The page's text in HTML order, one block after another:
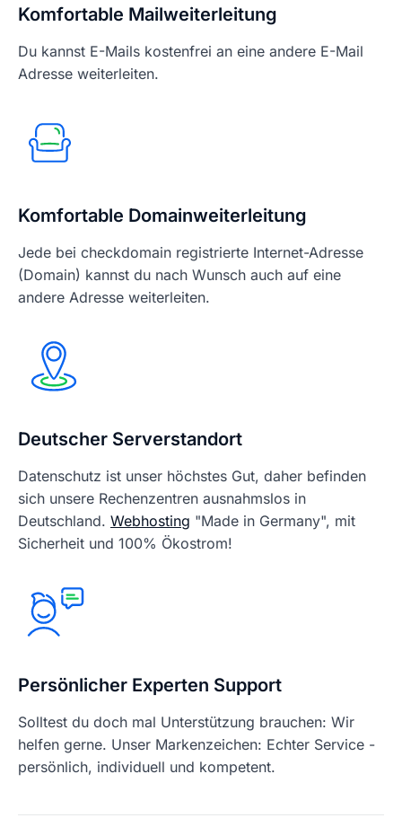
Komfortable Mailweiterleitung
Du kannst E-Mails kostenfrei an eine andere E-Mail
Adresse weiterleiten.
Komfortable Domainweiterleitung
Jede bei checkdomain registrierte Internet-Adresse
(Domain) kannst du nach Wunsch auch auf eine
andere Adresse weiterleiten.
Deutscher Serverstandort
Datenschutz ist unser höchstes Gut, daher befinden
sich unsere Rechenzentren ausnahmslos in
Deutschland. Webhosting "Made in Germany", mit
Sicherheit und 100% Ökostrom!
Persönlicher Experten Support
Solltest du doch mal Unterstützung brauchen: Wir
helfen gerne. Unser Markenzeichen: Echter Service -
persönlich, individuell und kompetent.